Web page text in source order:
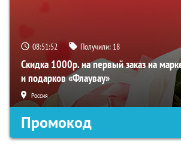
08:51:51 Получили: 18
Скидка 1000р. на первый заказ на
и подарков «Флаувау»
Россия
Промокод